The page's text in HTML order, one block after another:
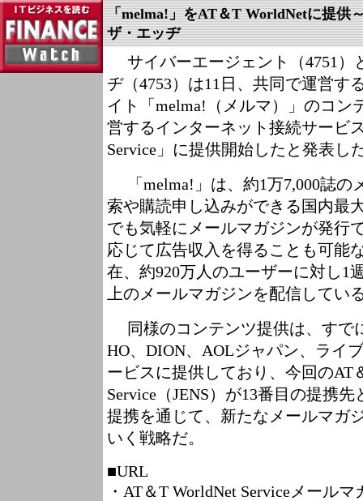
「melma!」をAT＆T WorldNetに提供
ザ・エッヂ
サイバーエージェント（4751）
ヂ（4753）は11日、共同で運営す
イト「melma!（メルマ）」のコン
営するインターネット接続サービ
Service」に提供開始したと発表し
「melma!」は、約1万7,000誌の
索や購読申し込みができる国内最
でも気軽にメールマガジンが発行
応じて広告収入を得ることも可能
在、約920万人のユーザーに対し1
上のメールマガジンを配信してい
同様のコンテンツ提供は、すで
HO、DION、AOLジャパン、ライ
ービスに提供しており、今回のAT
Service（JENS）が13番目の提携
提携を通じて、新たなメールマガ
いく戦略だ。
■URL
・AT＆T WorldNet Serviceメール